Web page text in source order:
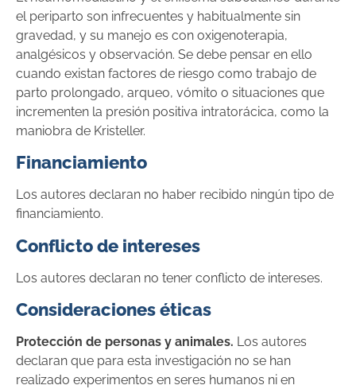
el periparto son infrecuentes y habitualmente sin
gravedad, y su manejo es con oxigenoterapia,
analgésicos y observación. Se debe pensar en ello
cuando existan factores de riesgo como trabajo de
parto prolongado, arqueo, vómito o situaciones que
incrementen la presión positiva intratorácica, como la
maniobra de Kristeller.
Financiamiento
Los autores declaran no haber recibido ningún tipo de
financiamiento.
Conflicto de intereses
Los autores declaran no tener conflicto de intereses.
Consideraciones éticas
Protección de personas y animales. Los autores
declaran que para esta investigación no se han
realizado experimentos en seres humanos ni en